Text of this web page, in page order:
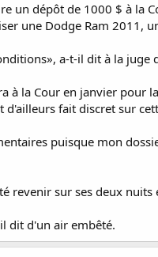
un dépôt de 1000 $ à la
une Dodge Ram 2011,
a-t-il dit à la juge
à la Cour en janvier pour
d'ailleurs fait discret sur
puisque mon
revenir sur ses deux
dit d'un air embêté.